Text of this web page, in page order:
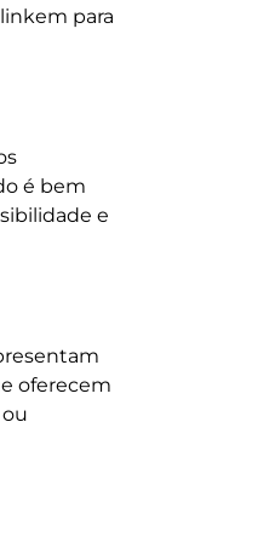
para
é bem
e
oferecem